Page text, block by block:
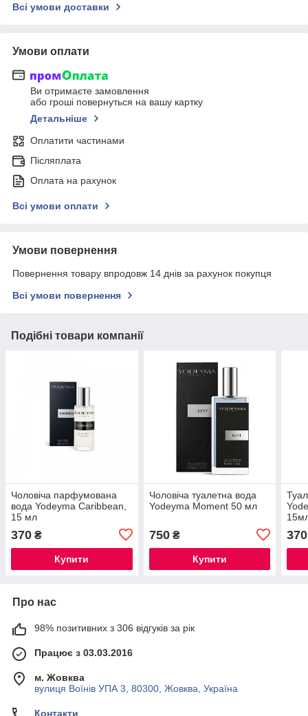
Всі умови доставки
Умови оплати
Ви отримаєте замовлення
або гроші повернуться на вашу картку
Детальніше
Оплатити частинами
Післяплата
Оплата на рахунок
Всі умови оплати
Умови повернення
Повернення товару впродовж 14 днів за рахунок покупця
Всі умови повернення
Подібні товари компанії
Чоловіча парфумована
вода Yodeyma Caribbean,
15 мл
370 ₴
Купити
Чоловіча туалетна вода
Yodeyma Moment 50 мл
750₴
Купити
370
Про нас
98% позитивних з 306 відгуків за рік
Працює з 03.03.2016
м. Жовква
вулиця Воїнів УПА 3, 80300, Жовква, Україна
Контакти